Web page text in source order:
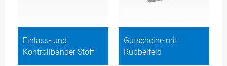
Einlass- und
Kontrollbänder Stoff
Gutscheine mit
Rubbelfeld